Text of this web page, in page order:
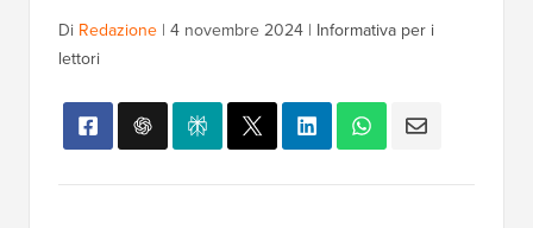
Di Redazione | 4 novembre 2024 | Informativa per i
lettori